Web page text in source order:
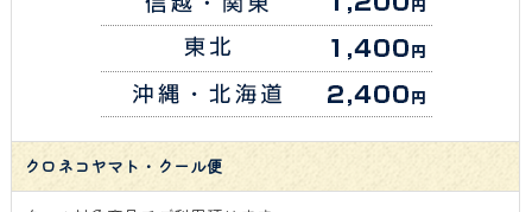
クロネコヤマト・クール便